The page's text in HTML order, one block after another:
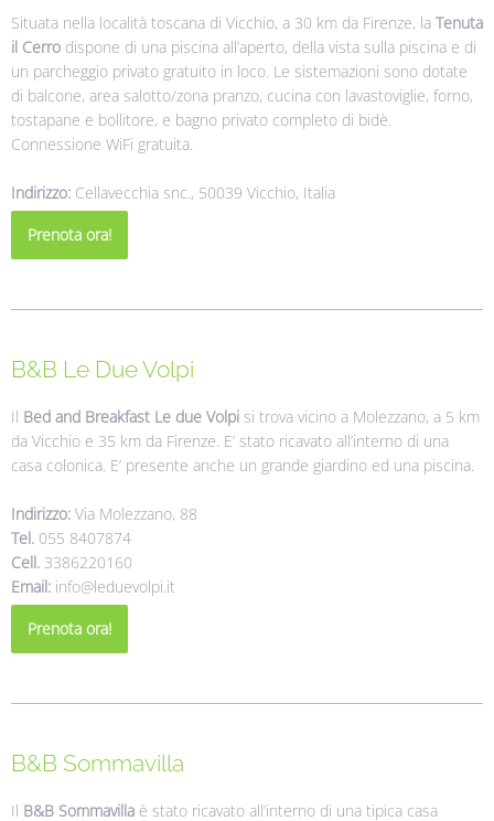
Situata nella località toscana di Vicchio, a 30 km da Firenze, la Tenuta
il Cerro dispone di una piscina all’aperto, della vista sulla piscina e di
un parcheggio privato gratuito in loco. Le sistemazioni sono dotate
di balcone, area salotto/zona pranzo, cucina con lavastoviglie, forno,
tostapane e bollitore, e bagno privato completo di bidè.
Connessione WiFi gratuita.
Indirizzo: Cellavecchia snc., 50039 Vicchio, Italia
Prenota ora!
B&B Le Due Volpi
Il Bed and Breakfast Le due Volpi si trova vicino a Molezzano, a 5 km
da Vicchio e 35 km da Firenze. E’ stato ricavato all’interno di una
casa colonica. E’ presente anche un grande giardino ed una piscina.
Indirizzo: Via Molezzano, 88
Tel. 055 8407874
Cell. 3386220160
Email: info@leduevolpi.it
Prenota ora!
B&B Sommavilla
Il B&B Sommavilla è stato ricavato all’interno di una tipica casa